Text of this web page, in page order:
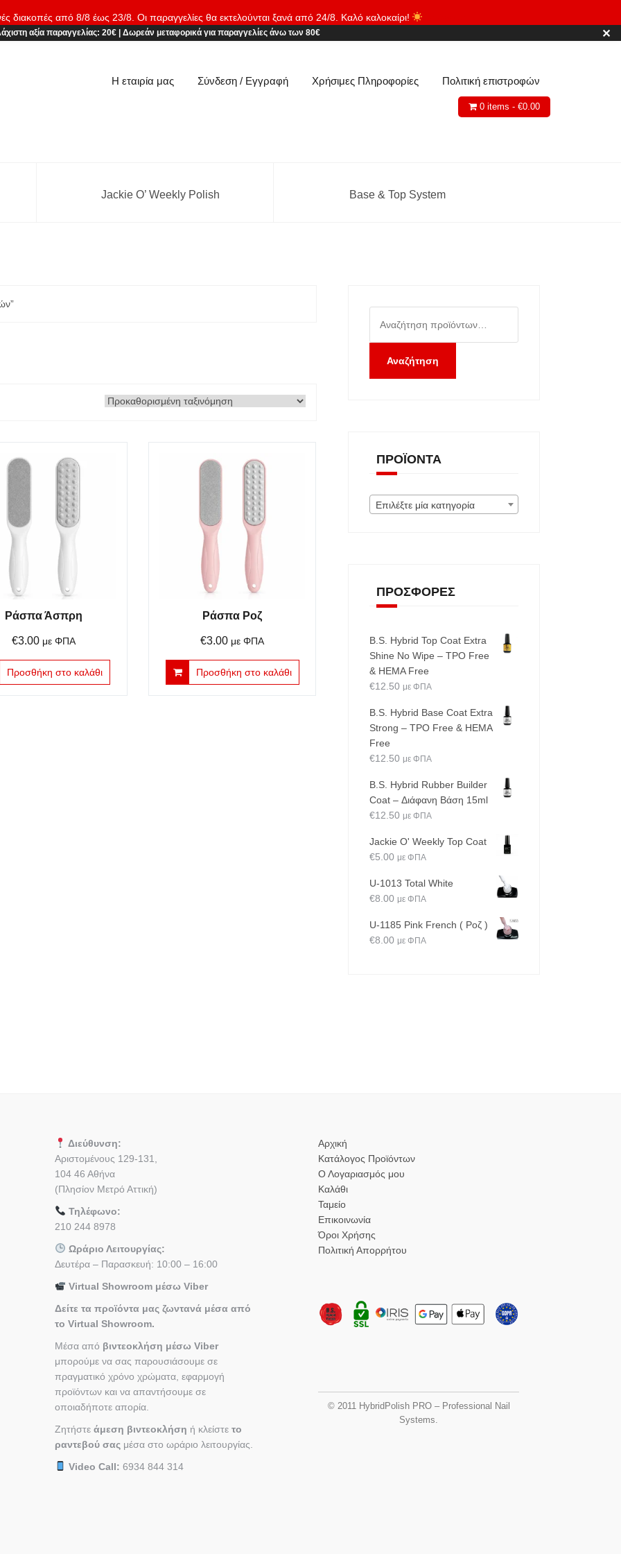
διακοπές από 8/8 έως 23/8. Οι παραγγελίες θα εκτελούνται ξανά από 24/8. Καλό καλοκαίρι!
αξία παραγγελίας: 20€| Δωρεάν μεταφορικάγια παραγγελίες άνω των 80€ ✕
Η εταιρία μας Σύνδεση / Εγγραφή Χρήσιμες Πληροφορίες Πολιτική επιστροφών
0 items - €0.00
Jackie O’ Weekly Polish Base & Top System
Ράσπα Άσπρη
€3.00 με ΦΠΑ
Προσθήκη στο καλάθι
Ράσπα Ροζ
€3.00 με ΦΠΑ
Προσθήκη στο καλάθι
για:
Αναζήτηση
ΠΡΟΪΌΝΤΑ
Επιλέξτε μία κατηγορία
ΠΡΟΣΦΟΡΈΣ
B.S. Hybrid Top Coat Extra
Shine No Wipe – TPO Free
& HEMA Free
€12.50 με ΦΠΑ
B.S. Hybrid Base Coat Extra
Strong – TPO Free & HEMA
Free
€12.50 με ΦΠΑ
B.S. Hybrid Rubber Builder
Coat – Διάφανη Βάση 15ml
€12.50 με ΦΠΑ
Jackie O' Weekly Top Coat
€5.00 με ΦΠΑ
U-1013 Total White
€8.00 με ΦΠΑ
U-1185 Pink French ( Ροζ )
€8.00 με ΦΠΑ
Διεύθυνση:
Αριστομένους 129-131,
104 46 Αθήνα
(Πλησίον Μετρό Αττική)
Τηλέφωνο:
210 244 8978
Ωράριο Λειτουργίας:
Δευτέρα – Παρασκευή: 10:00 – 16:00
Virtual Showroom μέσω Viber
Δείτε τα προϊόντα μας ζωντανά μέσα από
το Virtual Showroom.
Μέσα από βιντεοκλήση μέσω Viber
μπορούμε να σας παρουσιάσουμε σε
πραγματικό χρόνο χρώματα, εφαρμογή
προϊόντων και να απαντήσουμε σε
οποιαδήποτε απορία.
Ζητήστε άμεση βιντεοκλήση ή κλείστε το
ραντεβού σας μέσα στο ωράριο λειτουργίας.
Video Call: 6934 844 314
Αρχική
Κατάλογος Προϊόντων
Ο Λογαριασμός μου
Καλάθι
Ταμείο
Επικοινωνία
Όροι Χρήσης
Πολιτική Απορρήτου
© 2011 HybridPolish PRO – Professional Nail
Systems.